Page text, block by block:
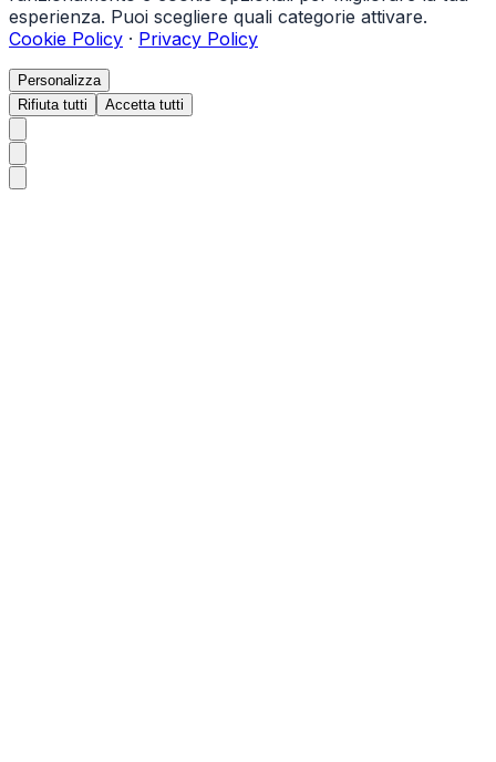
esperienza. Puoi scegliere quali categorie attivare.
Cookie Policy · Privacy Policy
Personalizza
Rifiuta tutti
Accetta tutti